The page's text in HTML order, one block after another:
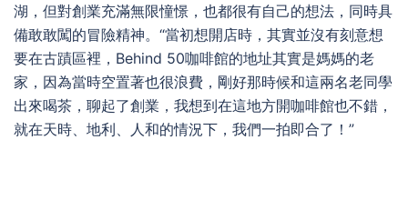
湖，但對創業充滿無限憧憬，也都很有自己的想法，同時具
備敢敢闖的冒險精神。“當初想開店時，其實並沒有刻意想
要在古蹟區裡，Behind 50咖啡館的地址其實是媽媽的老
家，因為當時空置著也很浪費，剛好那時候和這兩名老同學
出來喝茶，聊起了創業，我想到在這地方開咖啡館也不錯，
就在天時、地利、人和的情況下，我們一拍即合了！”